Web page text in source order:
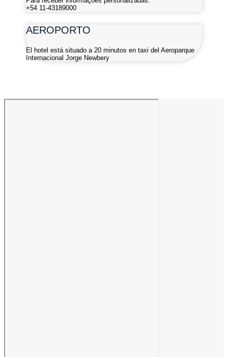
+54 11-43189000
AEROPORTO
El hotel está situado a 20 minutos en taxi del Aeroparque
Internacional Jorge Newbery